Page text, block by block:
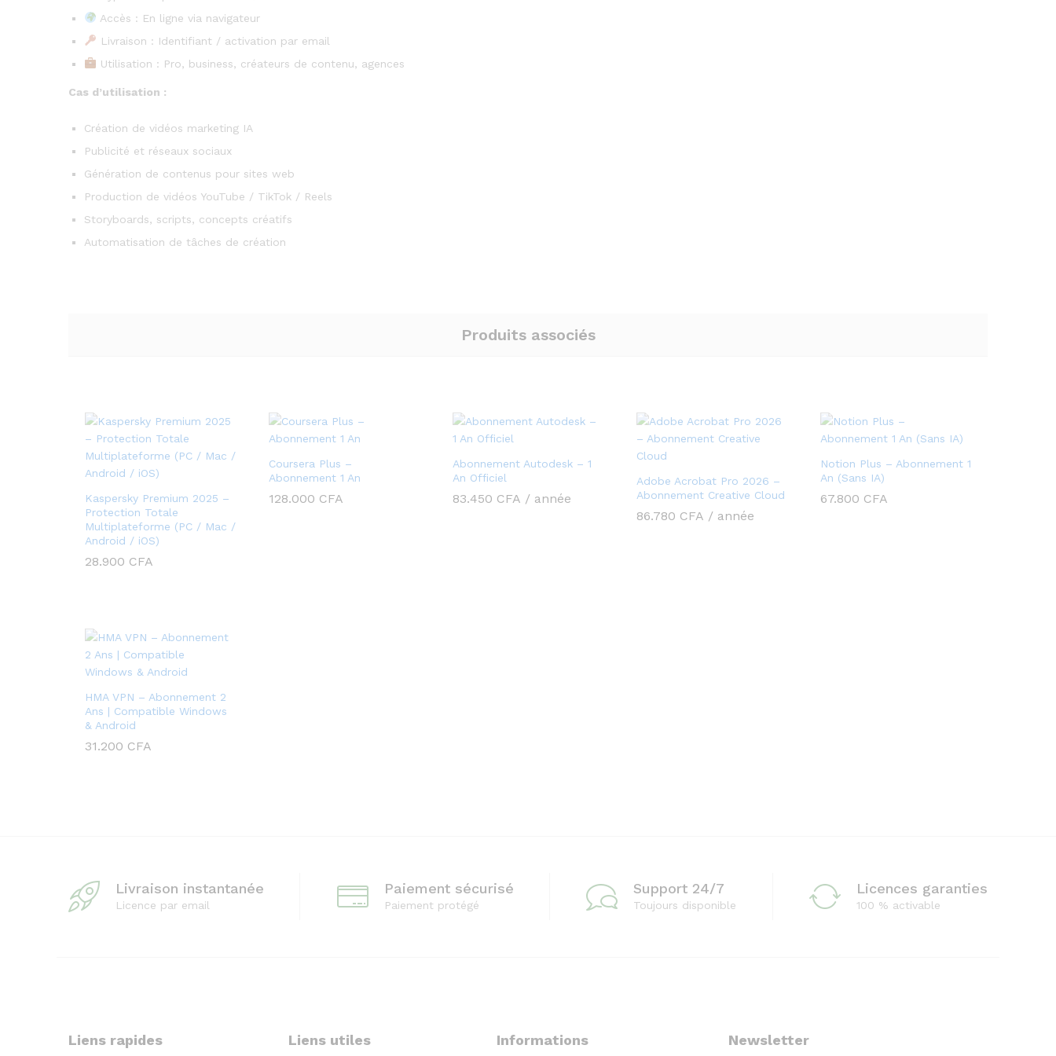
Accès : En ligne via navigateur
Livraison : Identifiant / activation par email
Utilisation : Pro, business, créateurs de contenu, agences
Cas d’utilisation :
Création de vidéos marketing IA
Publicité et réseaux sociaux
Génération de contenus pour sites web
Production de vidéos YouTube / TikTok / Reels
Storyboards, scripts, concepts créatifs
Automatisation de tâches de création
Produits associés
Kaspersky Premium 2025 –
Protection Totale
Multiplateforme (PC / Mac /
Android / iOS)
28.900 CFA
Coursera Plus –
Abonnement 1 An
128.000 CFA
Abonnement Autodesk – 1
An Officiel
83.450 CFA / année
Adobe Acrobat Pro 2026 –
Abonnement Creative Cloud
86.780 CFA / année
Notion Plus – Abonnement 1
An (Sans IA)
67.800 CFA
HMA VPN – Abonnement 2
Ans | Compatible Windows
& Android
31.200 CFA
Livraison instantanée
Licence par email
Paiement sécurisé
Paiement protégé
Support 24/7
Toujours disponible
Licences garanties
100 % activable
Liens rapides Liens utiles Informations Newsletter